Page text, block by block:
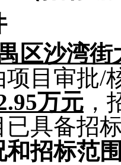
区沙湾
项目审批/
万元 ，
已具备招
招标范